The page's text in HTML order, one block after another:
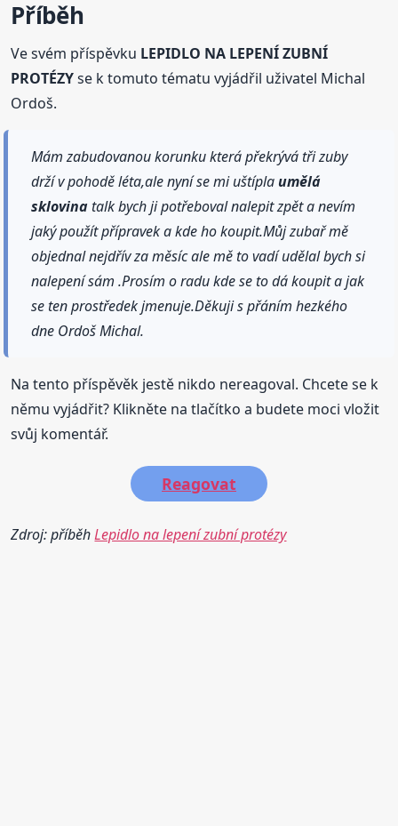
Příběh
Ve svém příspěvku LEPIDLO NA LEPENÍ ZUBNÍ
PROTÉZYse k tomuto tématu vyjádřil uživatel Michal
Ordoš.
Mám zabudovanou korunku která překrývá tři zuby
drží v pohodě léta,ale nyní se mi uštíplaumělá
sklovinatalk bych ji potřeboval nalepit zpět a nevím
jaký použít přípravek a kde ho koupit.Můj zubař mě
objednal nejdřív za měsíc ale mě to vadí udělal bych si
nalepení sám .Prosím o radu kde se to dá koupit a jak
se ten prostředek jmenuje.Děkuji s přáním hezkého
dne Ordoš Michal.
Na tento příspěvěk jestě nikdo nereagoval. Chcete se k
němu vyjádřit? Klikněte na tlačítko a budete moci vložit
svůj komentář.
Reagovat
Zdroj: příběhLepidlo na lepení zubní protézy